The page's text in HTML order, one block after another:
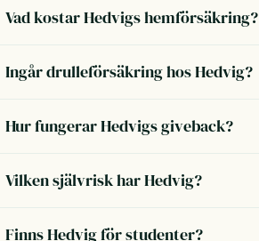
Vad kostar Hedvigs hemförsäkring?
Ingår drulleförsäkring hos Hedvig?
Hur fungerar Hedvigs giveback?
Vilken självrisk har Hedvig?
Finns Hedvig för studenter?